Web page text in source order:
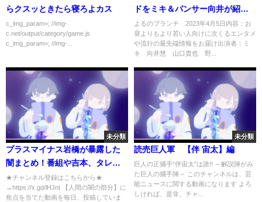
らクスッときたら寝ろよカス
c_img_param=; //img-
c.net/output/category/game.js
c_img_param=; //img-...
ドをミキ＆パンサー向井が紹
介 4月5日
よるのブランチ 2023年4月5日内容：お
昼よりもより若い人向けに次くるエンタメ
や流行の最先端情報をお届け出演者：ミ
キ 向井慧 山口貴也 野...
未分類
プラスマイナス岩橋が暴露した
闇まとめ！番組や吉本、タレン
トが真っ黒だった【アニメ】
【漫画】【実話】
★チャンネル登録はこちらから★
→https://x.gd/lHJnt 【人間の闇の部分】に
焦点を当てた動画を毎日、投稿していま
未分類
読売巨人軍 【伴 宙太】編
巨人の正捕手“伴宙太”は誰!! ～解説陣がみ
た巨人の捕手陣～ このチャンネルは、芸
能ニュースに関する動画になります よろ
しければ、是非、チャ...